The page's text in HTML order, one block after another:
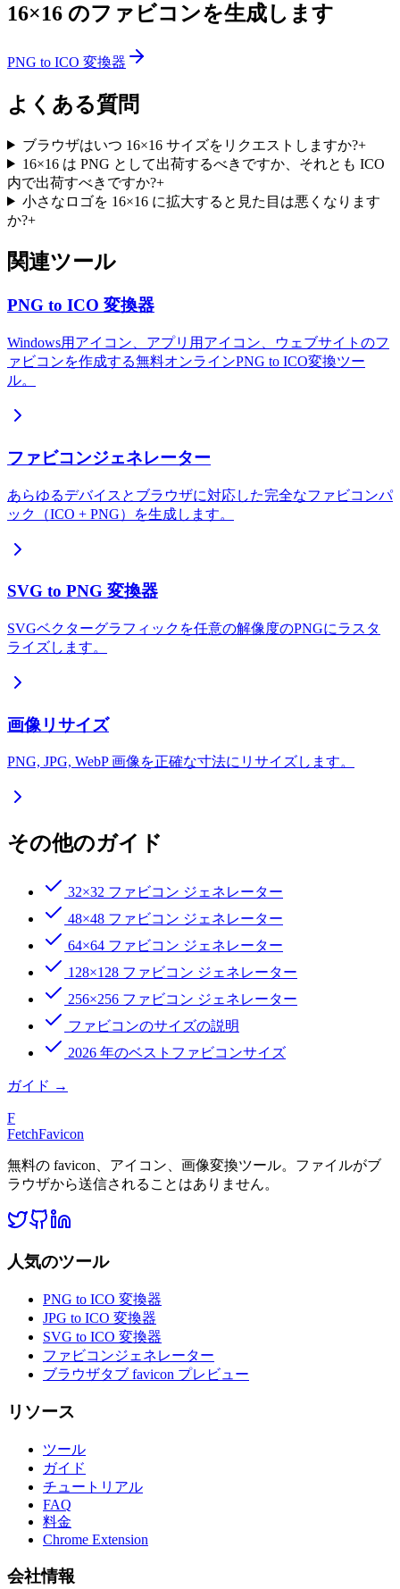
16×16 のファビコンを生成します
PNG to ICO 変換器
よくある質問
ブラウザはいつ 16×16 サイズをリクエストしますか?+
16×16 は PNG として出荷するべきですか、それとも ICO
内で出荷すべきですか?+
小さなロゴを 16×16 に拡大すると見た目は悪くなります
か?+
関連ツール
PNG to ICO 変換器
Windows用アイコン、アプリ用アイコン、ウェブサイトのフ
ァビコンを作成する無料オンラインPNG to ICO変換ツー
ル。
ファビコンジェネレーター
あらゆるデバイスとブラウザに対応した完全なファビコンパ
ック（ICO + PNG）を生成します。
SVG to PNG 変換器
SVGベクターグラフィックを任意の解像度のPNGにラスタ
ライズします。
画像リサイズ
PNG, JPG, WebP 画像を正確な寸法にリサイズします。
その他のガイド
32×32 ファビコン ジェネレーター
48×48 ファビコン ジェネレーター
64×64 ファビコン ジェネレーター
128×128 ファビコン ジェネレーター
256×256 ファビコン ジェネレーター
ファビコンのサイズの説明
2026 年のベストファビコンサイズ
ガイド →
F
FetchFavicon
無料の favicon、アイコン、画像変換ツール。ファイルがブ
ラウザから送信されることはありません。
人気のツール
PNG to ICO 変換器
JPG to ICO 変換器
SVG to ICO 変換器
ファビコンジェネレーター
ブラウザタブ favicon プレビュー
リソース
ツール
ガイド
チュートリアル
FAQ
料金
Chrome Extension
会社情報